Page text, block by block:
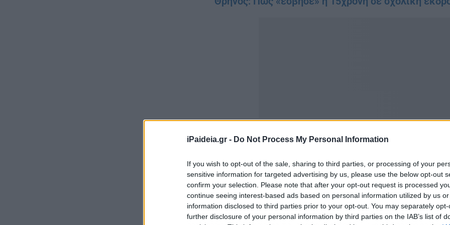
iPaideia.gr - Do Not Process My Personal Information
If you wish to opt-out of the sale, sharing to third parties, or processing of your
sensitive information for targeted advertising by us, please use the below opt-out
confirm your selection. Please note that after your opt-out request is processed
continue seeing interest-based ads based on personal information utilized by us
information disclosed to third parties prior to your opt-out. You may separately
further disclosure of your personal information by third parties on the IAB’s list of
Αυξήσεις σε 1.500 βασικά αγαθά
Συνολικά από τις αρχές του χρόνου μέχρι και το τέλος
τουλάχιστον 1.500 βασικά αγαθά. Οι νέες ανατιμήσεις
προϊόντα ιδιωτικής ετικέτας, σε μερικά από τα οποία οι
στοιχεία της Eurostat εδειξαν ότι οι τιμές των